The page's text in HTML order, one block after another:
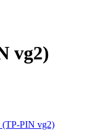
vg2)
(TP-PIN vg2)